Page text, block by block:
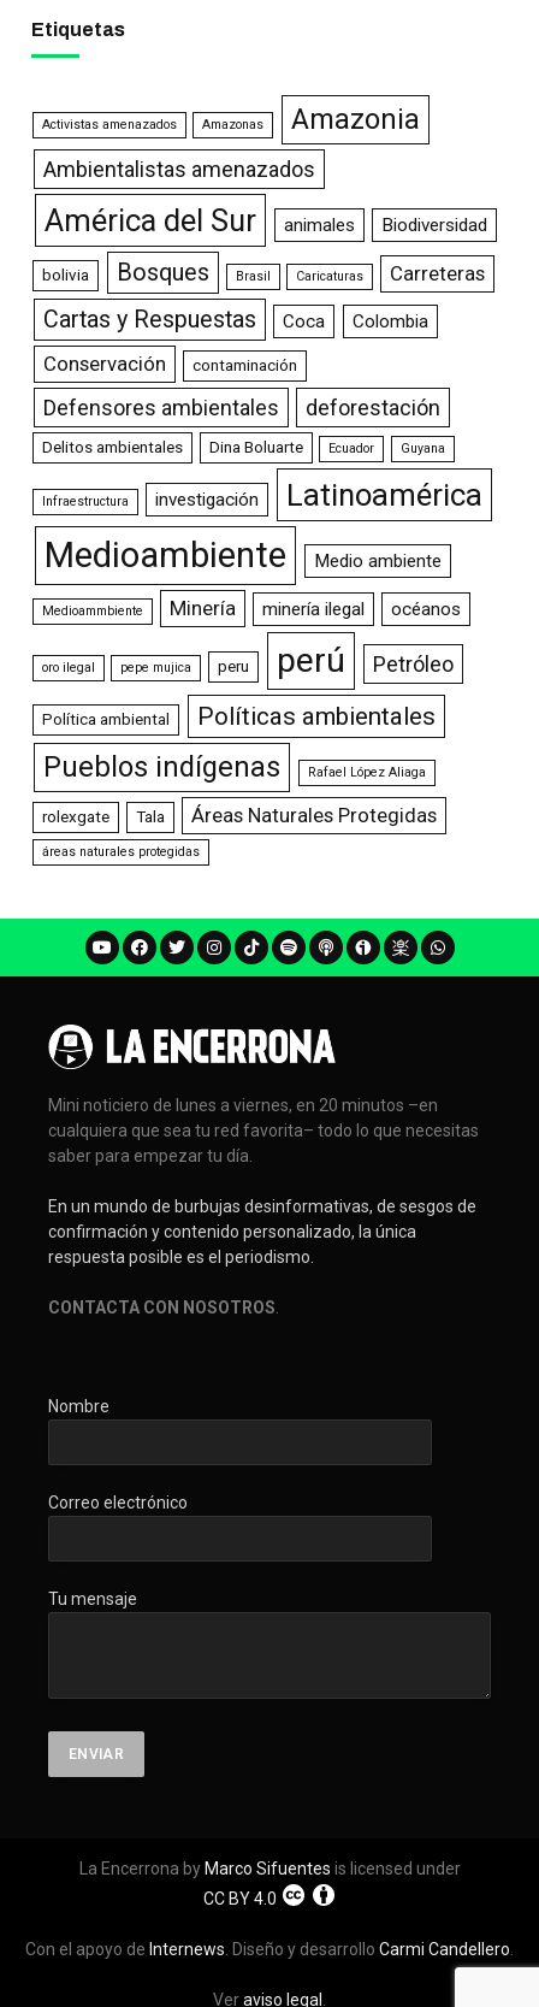
Etiquetas
Activistas amenazados Amazonas Amazonia
Ambientalistas amenazados
América del Sur animales Biodiversidad
bolivia Bosques Brasil Caricaturas Carreteras
Cartas y Respuestas Coca Colombia
Conservación contaminación
Defensores ambientales deforestación
Delitos ambientales Dina Boluarte Ecuador Guyana
Infraestructura investigación Latinoamérica
Medioambiente Medio ambiente
Medioammbiente Minería minería ilegal océanos
oro ilegal pepe mujica peru perú Petróleo
Política ambiental Políticas ambientales
Pueblos indígenas Rafael López Aliaga
rolexgate Tala Áreas Naturales Protegidas
áreas naturales protegidas
Mini noticiero de lunes a viernes, en 20 minutos –en
cualquiera que sea tu red favorita– todo lo que necesitas
saber para empezar tu día.
En un mundo de burbujas desinformativas, de sesgos de
confirmación y contenido personalizado, la única
respuesta posible es el periodismo.
CONTACTA CON NOSOTROS
Nombre
Correo electrónico
Tu mensaje
La Encerrona by Marco Sifuentes is licensed under
CC BY 4.0
Con el apoyo de Internews . Diseño y desarrollo Carmi Candellero
Veraviso legal